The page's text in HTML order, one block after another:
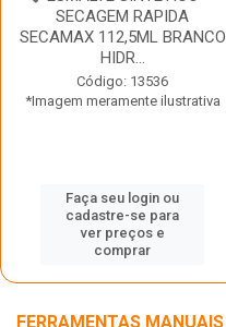
SECAGEM RAPIDA
SECAMAX 112,5ML BRANCO
HIDR...
Código: 13536
*Imagem meramente ilustrativa
Faça seu login ou
cadastre-se para
ver preços e
comprar
FERRAMENTAS MANUAIS